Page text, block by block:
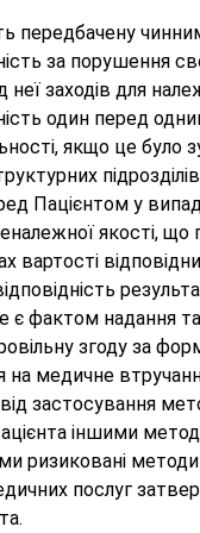
передбачену
за порушення
заходів для
один перед
якщо це
Пацієнтом у
якості, що
є фактом надання
згоду за
медичне
застосування
іншими
ризиковані
послуг